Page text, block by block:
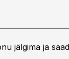
jälgima ja